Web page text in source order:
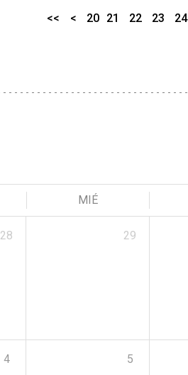
<< < 20 21 22 23 24
MIÉ
28 29
4 5